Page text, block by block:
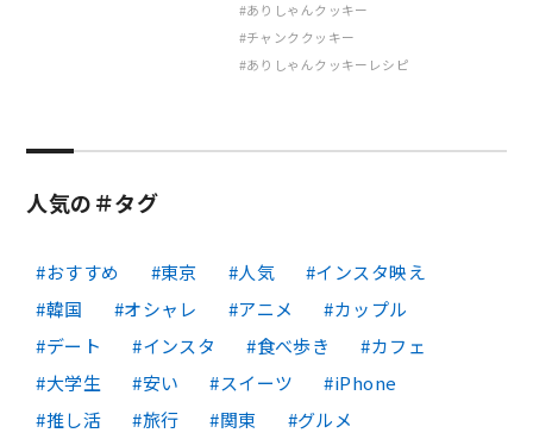
ありしゃんクッキー
チャンククッキー
ありしゃんクッキーレシピ
人気の＃タグ
おすすめ 東京 人気
インスタ映え
韓国
オシャレ アニメ
カップル
デート
インスタ 食べ歩き
カフェ
大学生
安い スイーツ
iPhone
推し活
旅行 関東 グルメ